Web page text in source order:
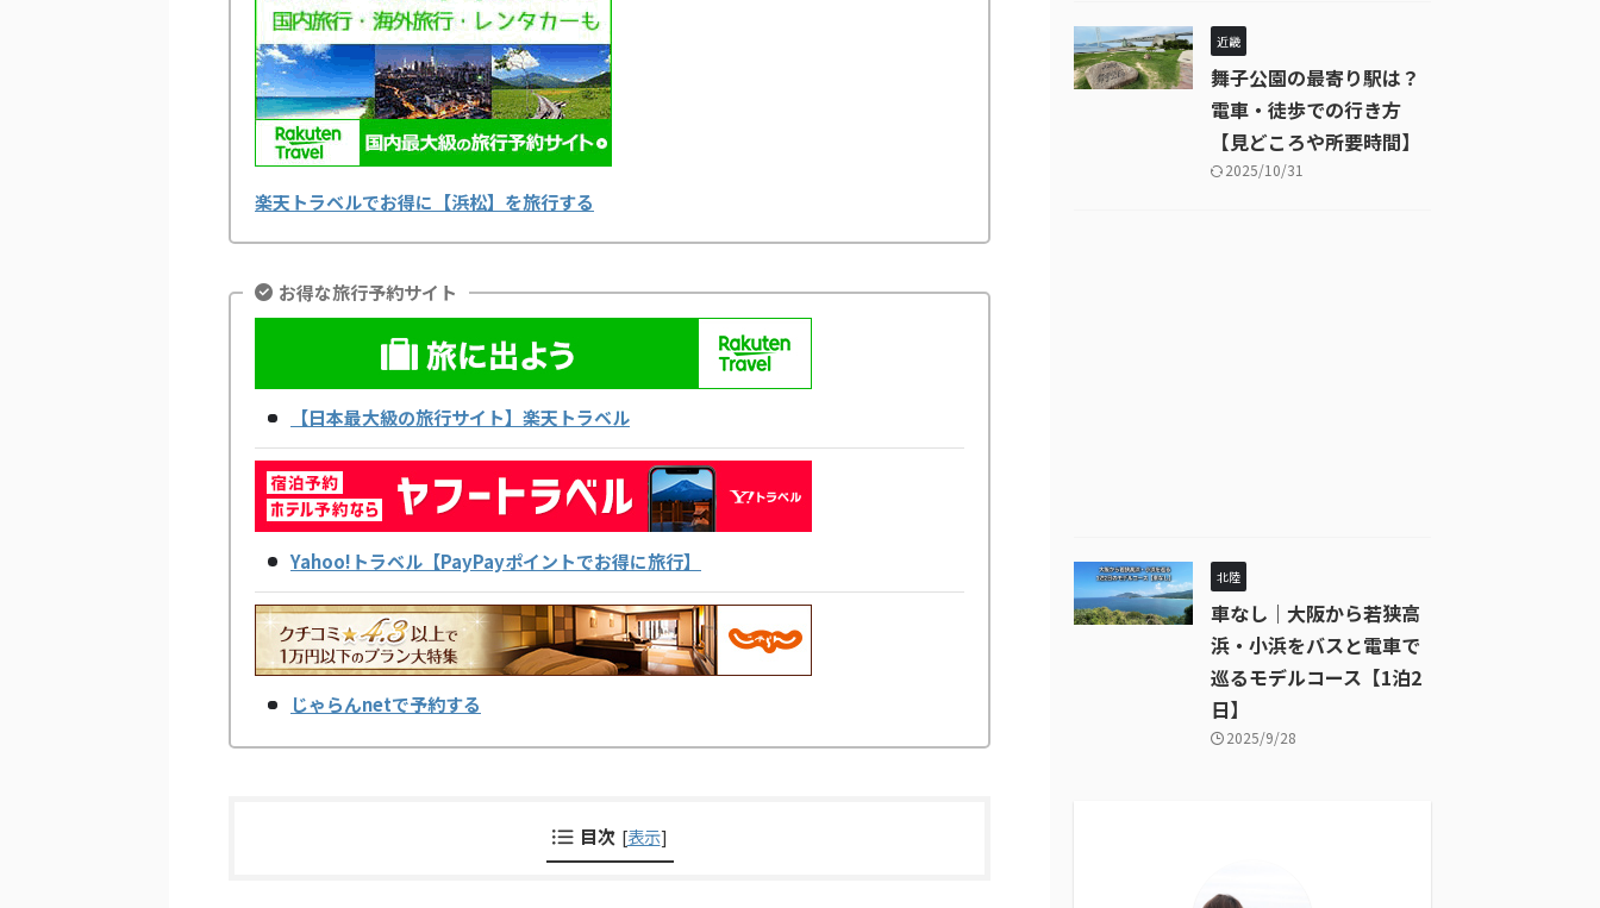
楽天トラベルでお得に【浜松】を旅行する
お得な旅行予約サイト
【日本最大級の旅行サイト】楽天トラベル
Yahoo!トラベル【PayPayポイントでお得に旅行】
じゃらんnetで予約する
目次 [表示]
近畿
舞子公園の最寄り駅は？
電車・徒歩での行き方
【見どころや所要時間】
2025/10/31
北陸
車なし｜大阪から若狭高
浜・小浜をバスと電車で
巡るモデルコース【1泊2
日】
2025/9/28